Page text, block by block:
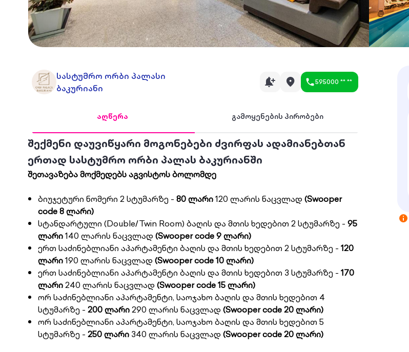
სასტუმრო ორბი პალასი
ბაკურიანი
595000 ** **
აღწერა გამოყენების პირობები
შექმენი დაუვიწყარი მოგონებები ძვირფას ადამიანებთან
ერთად სასტუმრო ორბი პალას ბაკურიანში
შეთავაზება მოქმედებს აგვისტოს ბოლომდე
ბიუჯეტური ნომერი 2 სტუმარზე - 80 ლარი120 ლარის ნაცვლად (Swooper
code 8 ლარი)
სტანდარტული (Double/Twin Room) ბაღის და მთის ხედებით 2 სტუმარზე - 95
ლარი140 ლარის ნაცვლად (Swooper code 9 ლარი)
ერთ საძინებლიანი აპარტამენტი ბაღის და მთის ხედებით 2 სტუმარზე - 120
ლარი190 ლარის ნაცვლად (Swooper code 10 ლარი)
ერთ საძინებლიანი აპარტამენტი ბაღის და მთის ხედებით 3 სტუმარზე - 170
ლარი240 ლარის ნაცვლად (Swooper code 15 ლარი)
ორ საძინებლიანი აპარტამენტი, საოჯახო ბაღის და მთის ხედებით 4
სტუმარზე - 200 ლარი290 ლარის ნაცვლად (Swooper code 20 ლარი)
ორ საძინებლიანი აპარტამენტი, საოჯახო ბაღის და მთის ხედებით 5
სტუმარზე - 250 ლარი340 ლარის ნაცვლად (Swooper code 20 ლარი)